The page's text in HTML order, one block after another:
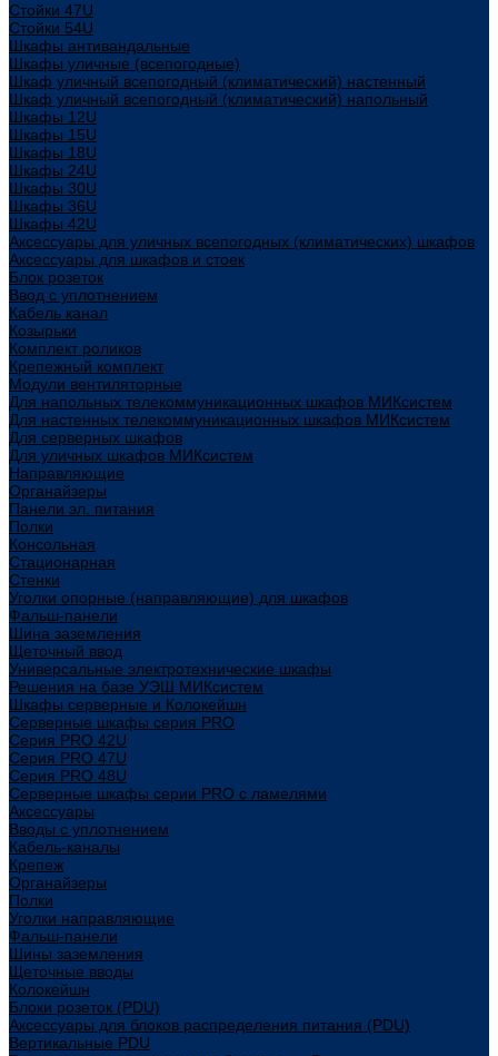
Стойки 47U
Стойки 54U
Шкафы антивандальные
Шкафы уличные (всепогодные)
Шкаф уличный всепогодный (климатический) настенный
Шкаф уличный всепогодный (климатический) напольный
Шкафы 12U
Шкафы 15U
Шкафы 18U
Шкафы 24U
Шкафы 30U
Шкафы 36U
Шкафы 42U
Аксессуары для уличных всепогодных (климатических) шкафов
Аксессуары для шкафов и стоек
Блок розеток
Ввод с уплотнением
Кабель канал
Козырьки
Комплект роликов
Крепежный комплект
Модули вентиляторные
Для напольных телекоммуникационных шкафов МИКсистем
Для настенных телекоммуникационных шкафов МИКсистем
Для серверных шкафов
Для уличных шкафов МИКсистем
Направляющие
Органайзеры
Панели эл. питания
Полки
Консольная
Стационарная
Стенки
Уголки опорные (направляющие) для шкафов
Фальш-панели
Шина заземления
Щеточный ввод
Универсальные электротехнические шкафы
Решения на базе УЭШ МИКсистем
Шкафы серверные и Колокейшн
Серверные шкафы серия PRO
Серия PRO 42U
Серия PRO 47U
Серия PRO 48U
Серверные шкафы серии PRO с ламелями
Аксессуары
Вводы с уплотнением
Кабель-каналы
Крепеж
Органайзеры
Полки
Уголки направляющие
Фальш-панели
Шины заземления
Щеточные вводы
Колокейшн
Блоки розеток (PDU)
Аксессуары для блоков распределения питания (PDU)
Вертикальные PDU